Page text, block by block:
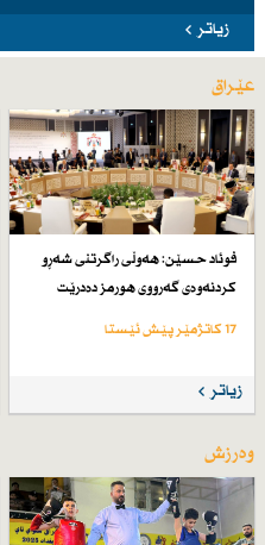
زیاتر
عێراق
فوئاد حسێن: هەوڵی راگرتنی شەڕو
كردنەوەی گەرووی هورمز دەدرێت
17 کاتژمێر پێش ئێستا
زیاتر
وەرزش